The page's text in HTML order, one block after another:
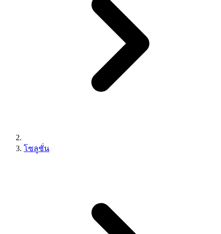
โซลูชั่น